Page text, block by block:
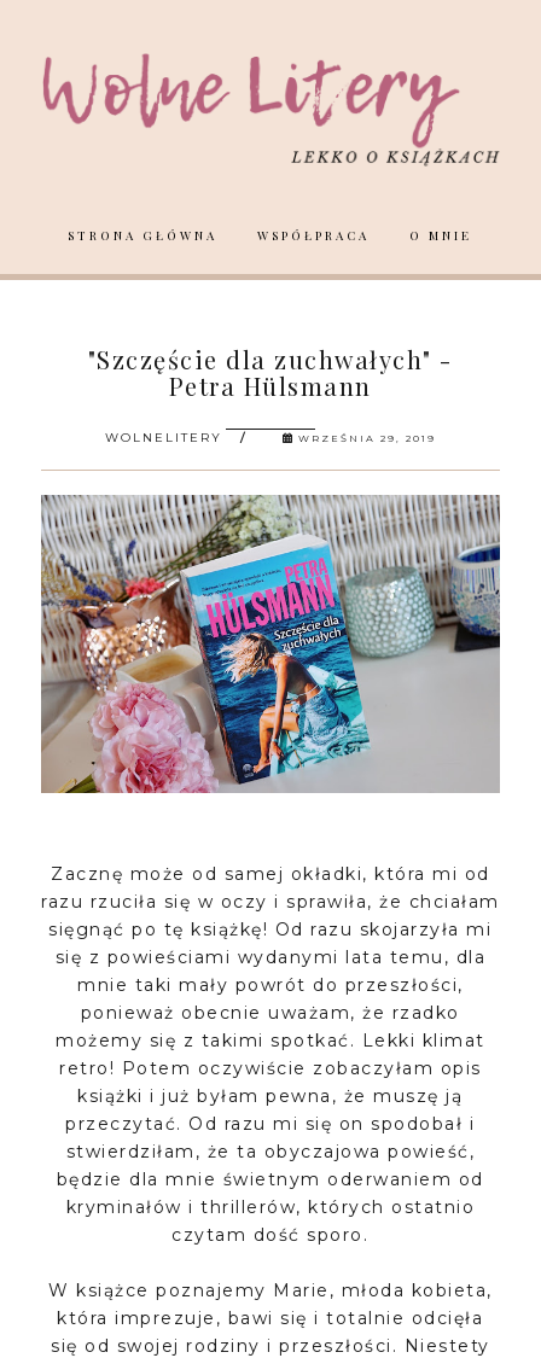
STRONA GŁÓWNA WSPÓŁPRACA O MNIE
"Szczęście dla zuchwałych" -
Petra Hülsmann
WOLNELITERY WRZEŚNIA 29, 2019
Zacznę może od samej okładki, która mi od
razu rzuciła się w oczy i sprawiła, że chciałam
sięgnąć po tę książkę! Od razu skojarzyła mi
się z powieściami wydanymi lata temu, dla
mnie taki mały powrót do przeszłości,
ponieważ obecnie uważam, że rzadko
możemy się z takimi spotkać. Lekki klimat
retro! Potem oczywiście zobaczyłam opis
książki i już byłam pewna, że muszę ją
przeczytać. Od razu mi się on spodobał i
stwierdziłam, że ta obyczajowa powieść,
będzie dla mnie świetnym oderwaniem od
kryminałów i thrillerów, których ostatnio
czytam dość sporo.
W książce poznajemy Marie, młoda kobieta,
która imprezuje, bawi się i totalnie odcięła
się od swojej rodziny i przeszłości. Niestety